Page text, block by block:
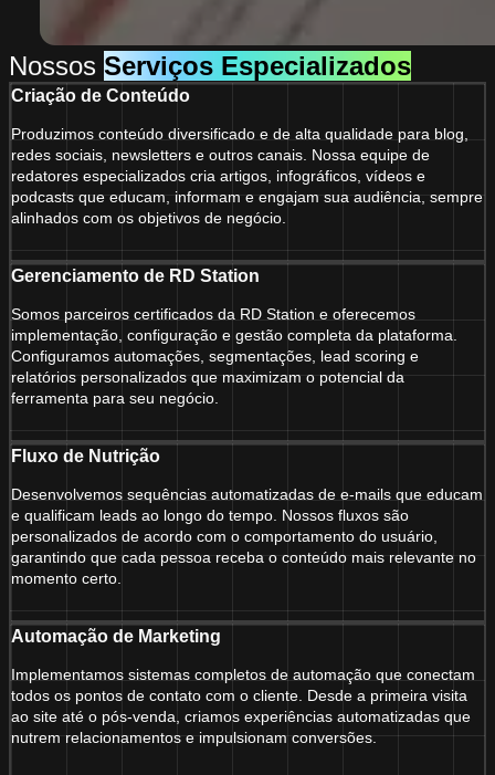
Nossos Serviços Especializados
Criação de Conteúdo
Produzimos conteúdo diversificado e de alta qualidade para blog,
redes sociais, newsletters e outros canais. Nossa equipe de
redatores especializados cria artigos, infográficos, vídeos e
podcasts que educam, informam e engajam sua audiência, sempre
alinhados com os objetivos de negócio.
Gerenciamento de RD Station
Somos parceiros certificados da RD Station e oferecemos
implementação, configuração e gestão completa da plataforma.
Configuramos automações, segmentações, lead scoring e
relatórios personalizados que maximizam o potencial da
ferramenta para seu negócio.
Fluxo de Nutrição
Desenvolvemos sequências automatizadas de e-mails que educam
e qualificam leads ao longo do tempo. Nossos fluxos são
personalizados de acordo com o comportamento do usuário,
garantindo que cada pessoa receba o conteúdo mais relevante no
momento certo.
Automação de Marketing
Implementamos sistemas completos de automação que conectam
todos os pontos de contato com o cliente. Desde a primeira visita
ao site até o pós-venda, criamos experiências automatizadas que
nutrem relacionamentos e impulsionam conversões.